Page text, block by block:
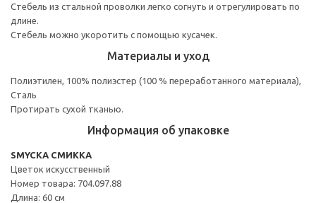
Стебель из стальной проволки легко согнуть и отрегулировать по
длине.
Стебель можно укоротить с помощью кусачек.
Материалы и уход
Полиэтилен, 100% полиэстер (100 % переработанного материала),
Сталь
Протирать сухой тканью.
Информация об упаковке
SMYCKA СМИККА
Цветок искусственный
Номер товара: 704.097.88
Длина: 60 см